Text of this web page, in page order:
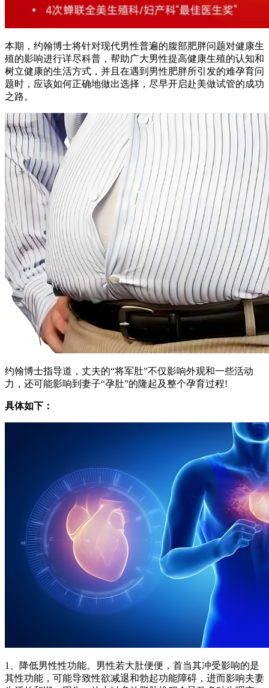
本期，约翰博士将针对现代男性普遍的腹部肥胖问题对健康生
殖的影响进行详尽科普，帮助广大男性提高健康生殖的认知和
树立健康的生活方式，并且在遇到男性肥胖所引发的难孕育问
题时，应该如何正确地做出选择，尽早开启赴美做试管的成功
之路。
约翰博士指导道，丈夫的“将军肚”不仅影响外观和一些活动
力，还可能影响到妻子“孕肚”的隆起及整个孕育过程!
具体如下：
1、降低男性性功能。男性若大肚便便，首当其冲受影响的是
其性功能，可能导致性欲减退和勃起功能障碍，进而影响夫妻